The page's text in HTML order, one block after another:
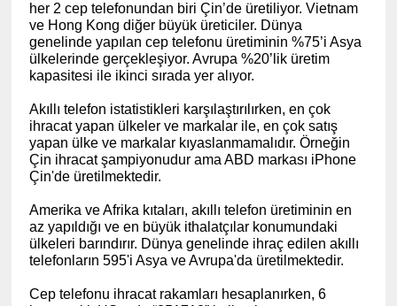
her 2 cep telefonundan biri Çin’de üretiliyor. Vietnam
ve Hong Kong diğer büyük üreticiler. Dünya
genelinde yapılan cep telefonu üretiminin %75’i Asya
ülkelerinde gerçekleşiyor. Avrupa %20’lik üretim
kapasitesi ile ikinci sırada yer alıyor.
Akıllı telefon istatistikleri karşılaştırılırken, en çok
ihracat yapan ülkeler ve markalar ile, en çok satış
yapan ülke ve markalar kıyaslanmamalıdır. Örneğin
Çin ihracat şampiyonudur ama ABD markası iPhone
Çin'de üretilmektedir.
Amerika ve Afrika kıtaları, akıllı telefon üretiminin en
az yapıldığı ve en büyük ithalatçılar konumundaki
ülkeleri barındırır. Dünya genelinde ihraç edilen akıllı
telefonların 595'i Asya ve Avrupa'da üretilmektedir.
Cep telefonu ihracat rakamları hesaplanırken, 6